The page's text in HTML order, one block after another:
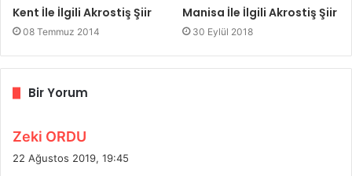
Kent İle İlgili Akrostiş Şiir
08 Temmuz 2014
Manisa İle İlgili Akrostiş Şiir
30 Eylül 2018
Bir Yorum
Zeki ORDU
e
22 Ağustos 2019, 19:45